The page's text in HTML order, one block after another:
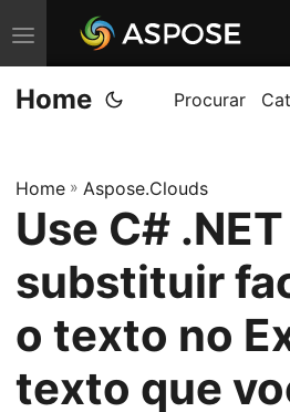
A
l
t
n
n
v
e
Home Procurar
Home » Aspose.Clouds
Use C#
substituir
o texto no
texto que